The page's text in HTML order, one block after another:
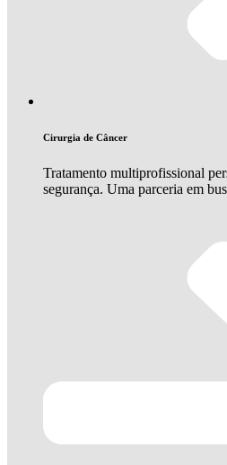
Cirurgia de Câncer
Tratamento multiprofissional
segurança. Uma parceria em